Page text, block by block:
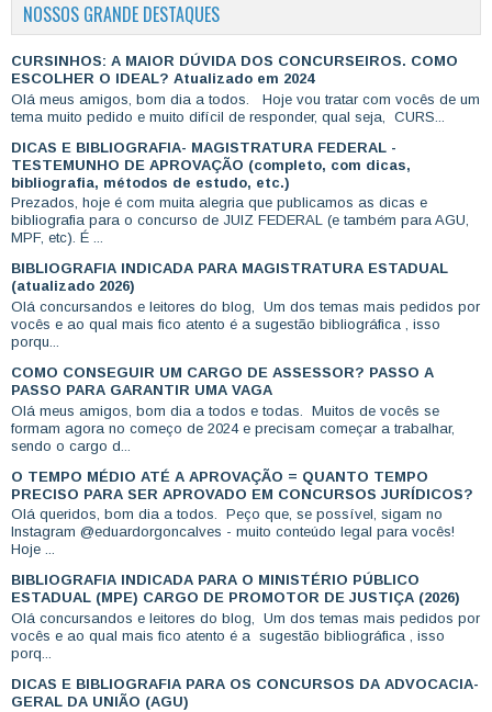
NOSSOS GRANDE DESTAQUES
CURSINHOS: A MAIOR DÚVIDA DOS CONCURSEIROS. COMO
ESCOLHER O IDEAL? Atualizado em 2024
Olá meus amigos, bom dia a todos. Hoje vou tratar com vocês de um
tema muito pedido e muito difícil de responder, qual seja, CURS...
DICAS E BIBLIOGRAFIA- MAGISTRATURA FEDERAL -
TESTEMUNHO DE APROVAÇÃO (completo, com dicas,
bibliografia, métodos de estudo, etc.)
Prezados, hoje é com muita alegria que publicamos as dicas e
bibliografia para o concurso de JUIZ FEDERAL (e também para AGU,
MPF, etc). É ...
BIBLIOGRAFIA INDICADA PARA MAGISTRATURA ESTADUAL
(atualizado 2026)
Olá concursandos e leitores do blog, Um dos temas mais pedidos por
vocês e ao qual mais fico atento é a sugestão bibliográfica , isso
porqu...
COMO CONSEGUIR UM CARGO DE ASSESSOR? PASSO A
PASSO PARA GARANTIR UMA VAGA
Olá meus amigos, bom dia a todos e todas. Muitos de vocês se
formam agora no começo de 2024 e precisam começar a trabalhar,
sendo o cargo d...
O TEMPO MÉDIO ATÉ A APROVAÇÃO = QUANTO TEMPO
PRECISO PARA SER APROVADO EM CONCURSOS JURÍDICOS?
Olá queridos, bom dia a todos. Peço que, se possível, sigam no
Instagram @eduardorgoncalves - muito conteúdo legal para vocês!
Hoje ...
BIBLIOGRAFIA INDICADA PARA O MINISTÉRIO PÚBLICO
ESTADUAL (MPE) CARGO DE PROMOTOR DE JUSTIÇA (2026)
Olá concursandos e leitores do blog, Um dos temas mais pedidos por
vocês e ao qual mais fico atento é a sugestão bibliográfica , isso
porq...
DICAS E BIBLIOGRAFIA PARA OS CONCURSOS DA ADVOCACIA-
GERAL DA UNIÃO (AGU)